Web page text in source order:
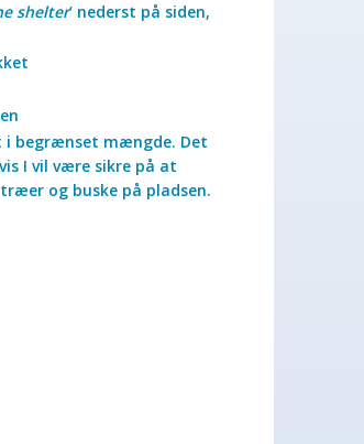
shelter‘ nederst på siden,
i begrænset mængde. Det
I vil være sikre på at
og buske på pladsen.